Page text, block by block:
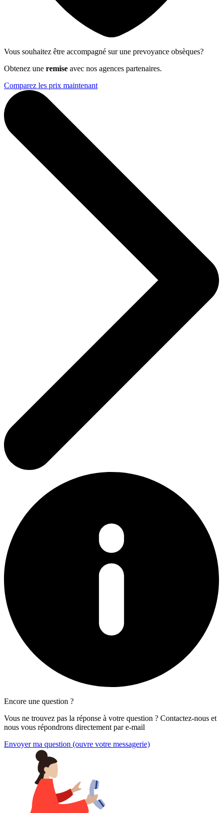
Vous souhaitez être accompagné sur une prevoyance obsèques?
Obtenez une remise avec nos agences partenaires.
Comparez les prix maintenant
Encore une question ?
Vous ne trouvez pas la réponse à votre question ? Contactez-nous et
nous vous répondrons directement par e-mail
Envoyer ma question (ouvre votre messagerie)